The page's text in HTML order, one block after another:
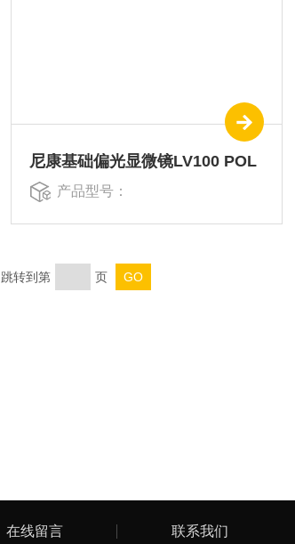
尼康基础偏光显微镜LV100 POL
产品型号：
跳转到第 页
在线留言 联系我们